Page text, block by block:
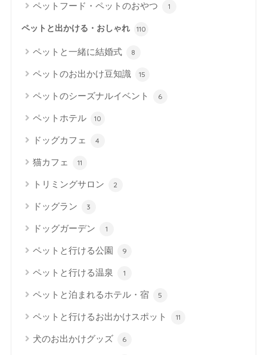
ペットフード・ペットのおやつ 1
ペットと出かける・おしゃれ 110
ペットと一緒に結婚式 8
ペットのお出かけ豆知識 15
ペットのシーズナルイベント 6
ペットホテル 10
ドッグカフェ 4
猫カフェ 11
トリミングサロン 2
ドッグラン 3
ドッグガーデン 1
ペットと行ける公園 9
ペットと行ける温泉 1
ペットと泊まれるホテル・宿 5
ペットと行けるお出かけスポット 11
犬のお出かけグッズ 6